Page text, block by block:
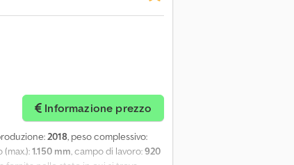
Informazione prezzo
2018, peso complessivo:
1.150 mm, campo di lavoro:920